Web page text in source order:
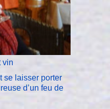
vin
se laisser porter
d’un feu de